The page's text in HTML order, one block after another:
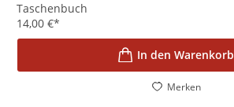
Taschenbuch
14,00 €*
In den Warenkorb
Merken